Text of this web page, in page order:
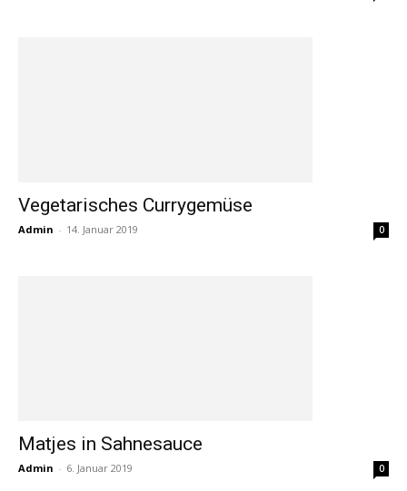
Vegetarisches Currygemüse
Admin - 14. Januar 2019 0
Matjes in Sahnesauce
Admin - 6. Januar 2019 0